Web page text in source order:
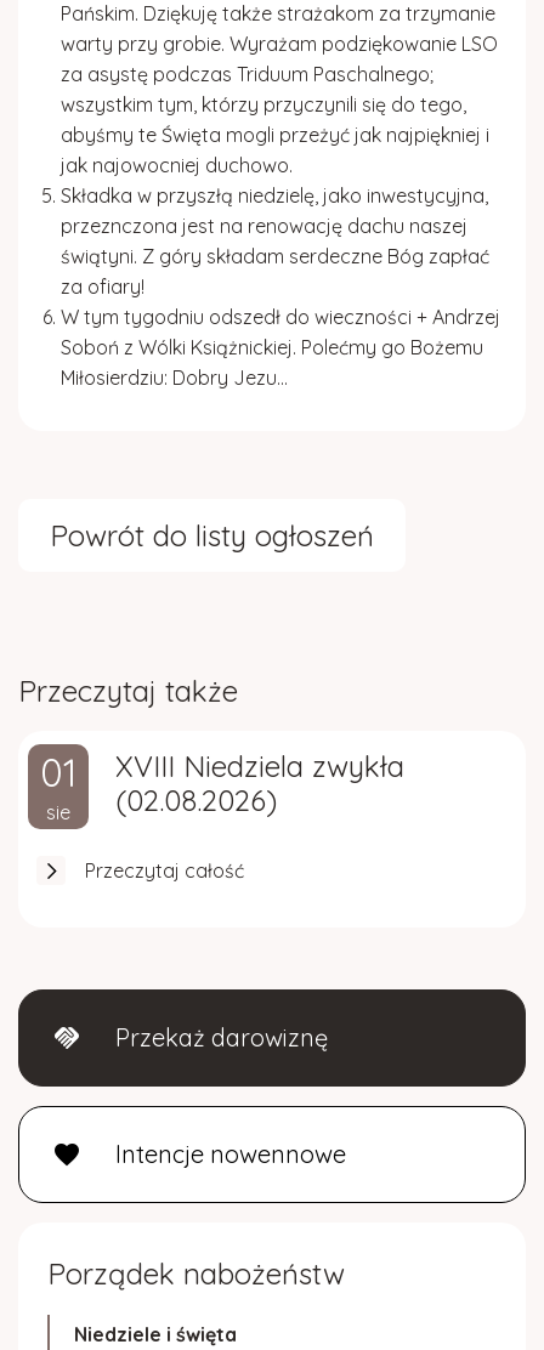
handshake Przekaż darowiznę
favorite Intencje nowennowe
Porządek nabożeństw
Niedziele i święta
Pańskim. Dziękuję także strażakom za trzymanie
warty przy grobie. Wyrażam podziękowanie LSO
za asystę podczas Triduum Paschalnego;
wszystkim tym, którzy przyczynili się do tego,
abyśmy te Święta mogli przeżyć jak najpiękniej i
jak najowocniej duchowo.
Składka w przyszłą niedzielę, jako inwestycyjna,
przeznczona jest na renowację dachu naszej
świątyni. Z góry składam serdeczne Bóg zapłać
za ofiary!
W tym tygodniu odszedł do wieczności + Andrzej
Soboń z Wólki Książnickiej. Polećmy go Bożemu
Miłosierdziu: Dobry Jezu…
Powrót do listy ogłoszeń
Przeczytaj także
01
sie
XVIII Niedziela zwykła
(02.08.2026)
Przeczytaj całość